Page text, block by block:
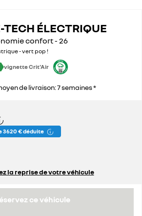
TECH ÉLECTRIQUE
confort - 26
- vert pop !
vignette Crit'Air
de livraison: 7 semaines *
3 620 € déduite
la reprise de votre véhicule
ce véhicule